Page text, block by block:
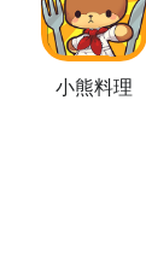
，高速下载可以
小熊料理